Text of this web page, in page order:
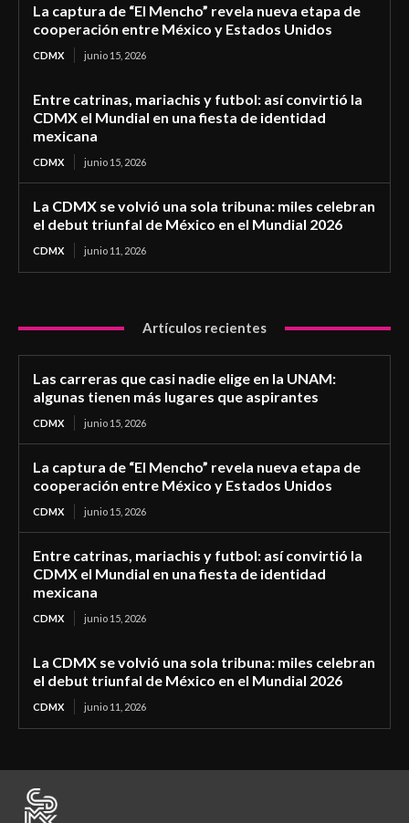
La captura de “El Mencho” revela nueva etapa de
cooperación entre México y Estados Unidos
CDMX junio 15, 2026
Entre catrinas, mariachis y futbol: así convirtió la
CDMX el Mundial en una fiesta de identidad
mexicana
CDMX junio 15, 2026
La CDMX se volvió una sola tribuna: miles celebran
el debut triunfal de México en el Mundial 2026
CDMX junio 11, 2026
Artículos recientes
Las carreras que casi nadie elige en la UNAM:
algunas tienen más lugares que aspirantes
CDMX junio 15, 2026
La captura de “El Mencho” revela nueva etapa de
cooperación entre México y Estados Unidos
CDMX junio 15, 2026
Entre catrinas, mariachis y futbol: así convirtió la
CDMX el Mundial en una fiesta de identidad
mexicana
CDMX junio 15, 2026
La CDMX se volvió una sola tribuna: miles celebran
el debut triunfal de México en el Mundial 2026
CDMX junio 11, 2026